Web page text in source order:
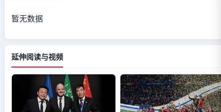
暂无数据
延伸阅读与视频